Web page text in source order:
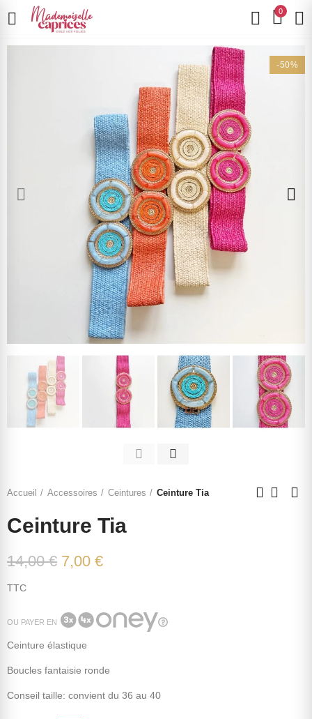
0
-50%
Accueil Accessoires Ceintures Ceinture Tia
Ceinture Tia
14,00 € 7,00 €
TTC
OU PAYER EN
Ceinture élastique
Boucles fantaisie ronde
Conseil taille: convient du 36 au 40